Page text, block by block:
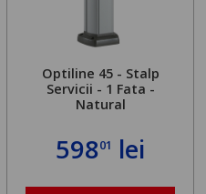
Optiline 45 - Stalp
Servicii - 1 Fata -
Natural
59801 lei